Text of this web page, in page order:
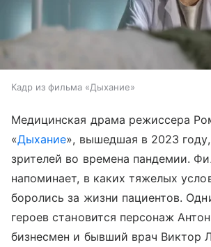
Кадр из фильма «Дыхание»
Медицинская драма режиссера
«Дыхание», вышедшая в 2023
зрителей во времена пандемии.
напоминает, в каких тяжелых
боролись за жизни пациентов.
героев становится персонаж
бизнесмен и бывший врач Виктор